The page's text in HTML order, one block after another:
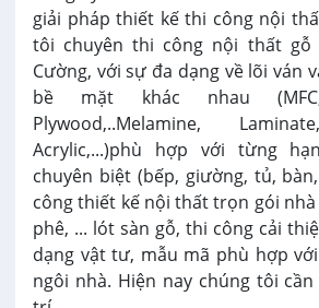
giải pháp thiết kế thi công nội
tôi chuyên thi công nội thất gỗ
Cường, với sự đa dạng về lõi ván
bề mặt khác nhau
Plywood,..Melamine,
Acrylic,...)phù hợp với từng
chuyên biệt (bếp, giường, tủ,
công thiết kế nội thất trọn gói nhà
phê, ... lót sàn gỗ, thi công cải
dạng vật tư, mẫu mã phù hợp
ngôi nhà. Hiện nay chúng tôi